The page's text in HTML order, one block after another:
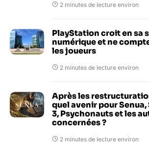
2 minutes de lecture environ
PlayStation croit en sa
numérique et ne
les joueurs
2 minutes de lecture environ
Après les
quel avenir pour Senua,
3, Psychonauts et les
concernées ?
2 minutes de lecture environ